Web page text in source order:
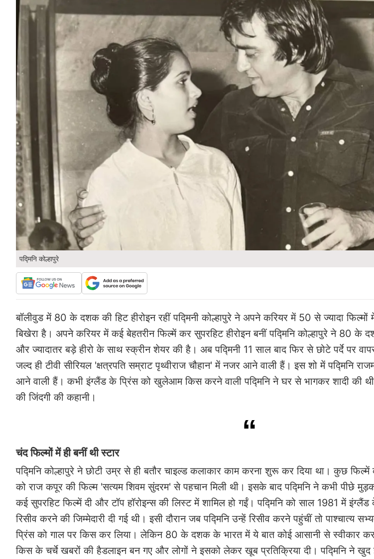
पद्मिनि कोल्हापुरे
बॉलीवुड में 80 के दशक की हिट हीरोइन रहीं पद्मिनी कोल्हापुरे ने अपने करियर में 50 से ज्यादा
बिखेरा है। अपने करियर में कई बेहतरीन फिल्में कर सुपरहिट हीरोइन बनीं पद्मिनि कोल्हापुरे ने 80 के
और ज्यादातर बड़े हीरो के साथ स्क्रीन शेयर की है। अब पद्मिनी 11 साल बाद फिर से छोटे पर्दे पर
जल्द ही टीवी सीरियल 'क्षत्रपति सम्राट पृथ्वीराज चौहान' में नजर आने वाली हैं। इस शो में पद्मिनि
आने वाली हैं। कभी इंग्लैंड के प्रिंस को खुलेआम किस करने वाली पद्मिनि ने घर से भागकर शादी की
की जिंदगी की कहानी।
चंद फिल्मों में ही बनीं थी स्टार
पद्मिनि कोल्हापुरे ने छोटी उम्र से ही बतौर चाइल्ड कलाकार काम करना शुरू कर दिया था। कुछ
को राज कपूर की फिल्म 'सत्यम शिवम सुंदरम' से पहचान मिली थी। इसके बाद पद्मिनि ने कभी पीछे
कई सुपरहिट फिल्में दी और टॉप हॉरोइन्स की लिस्ट में शामिल हो गईं। पद्मिनि को साल 1981 में इंग्लैंड
रिसीव करने की जिम्मेदारी दी गई थी। इसी दौरान जब पद्मिनि उन्हें रिसीव करने पहुंचीं तो पाश्चात्य
प्रिंस को गाल पर किस कर लिया। लेकिन 80 के दशक के भारत में ये बात कोई आसानी से स्वीकार
किस के चर्चे खबरों की हैडलाइन बन गए और लोगों ने इसको लेकर खूब प्रतिक्रिया दी। पद्मिनि ने